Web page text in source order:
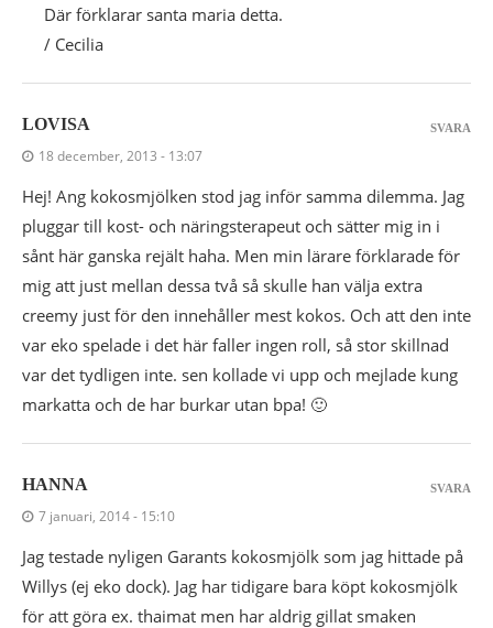
Där förklarar santa maria detta.
/ Cecilia
LOVISA
18 december, 2013 - 13:07
Hej! Ang kokosmjölken stod jag inför samma dilemma. Jag
pluggar till kost- och näringsterapeut och sätter mig in i
sånt här ganska rejält haha. Men min lärare förklarade för
mig att just mellan dessa två så skulle han välja extra
creemy just för den innehåller mest kokos. Och att den inte
var eko spelade i det här faller ingen roll, så stor skillnad
var det tydligen inte. sen kollade vi upp och mejlade kung
markatta och de har burkar utan bpa! 🙂
SVARA
HANNA
7 januari, 2014 - 15:10
Jag testade nyligen Garants kokosmjölk som jag hittade på
Willys (ej eko dock). Jag har tidigare bara köpt kokosmjölk
för att göra ex. thaimat men har aldrig gillat smaken
SVARA